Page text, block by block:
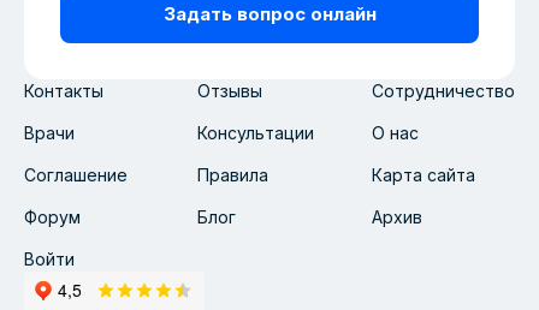
Контакты Отзывы Сотрудничество
Врачи Консультации О нас
Соглашение Правила Карта сайта
Форум Блог Архив
Войти
Задать вопрос онлайн